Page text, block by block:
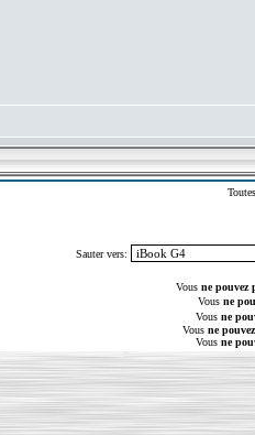
Sauter vers:
Vous ne pouvez
Vous ne
Vous ne
Vous ne
Vous ne